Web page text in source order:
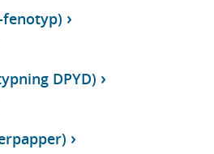
fenotyp)
DPYD)